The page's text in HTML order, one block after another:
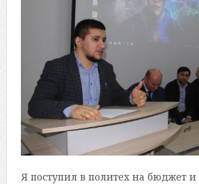
Я поступил в политех на бюджет